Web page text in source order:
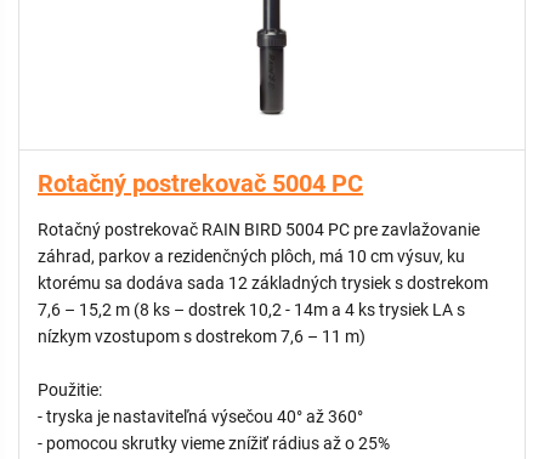
Rotačný postrekovač 5004 PC
Rotačný postrekovač RAIN BIRD 5004 PC pre zavlažovanie
záhrad, parkov a rezidenčných plôch, má 10 cm výsuv, ku
ktorému sa dodáva sada 12 základných trysiek s dostrekom
7,6 – 15,2 m (8 ks – dostrek 10,2 - 14m a 4 ks trysiek LA s
nízkym vzostupom s dostrekom 7,6 – 11 m)
Použitie:
- tryska je nastaviteľná výsečou 40° až 360°
- pomocou skrutky vieme znížiť rádius až o 25%